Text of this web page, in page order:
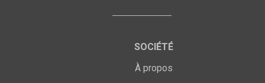
SOCIÉTÉ
À propos